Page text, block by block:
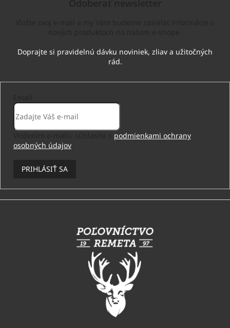
podmienkami ochrany
osobných údajov
PRIHLÁSIŤ SA
Z